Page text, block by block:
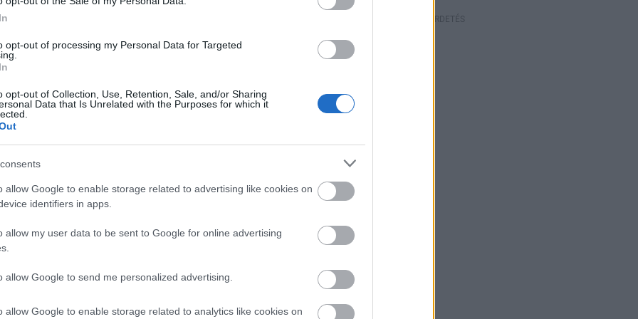
opt-out of processing my Personal Data for Targeted
opt-out of Collection, Use, Retention, Sale, and/or Sharing
Data that Is Unrelated with the Purposes for which it
allow Google to enable storage related to advertising like cookies on
identifiers in apps.
allow my user data to be sent to Google for online advertising
allow Google to send me personalized advertising.
allow Google to enable storage related to analytics like cookies on
vagy vöröstonhal-steaket, a hagyományos ízek
a szarvasgombát, a kacsamájat és a tatár
HIRDETÉS